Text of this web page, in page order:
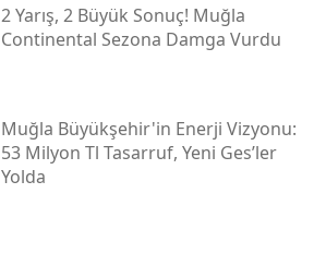
2 Yarış, 2 Büyük Sonuç! Muğla
Continental Sezona Damga Vurdu
Muğla Büyükşehir'in Enerji Vizyonu:
53 Milyon Tl Tasarruf, Yeni Ges’ler
Yolda